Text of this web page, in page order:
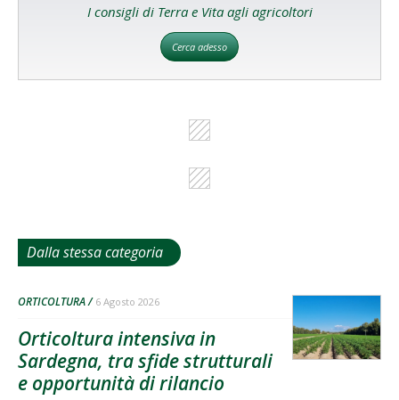
I consigli di Terra e Vita agli agricoltori
Cerca adesso
Dalla stessa categoria
ORTICOLTURA 6 Agosto 2026
Orticoltura intensiva in
Sardegna, tra sfide strutturali
e opportunità di rilancio